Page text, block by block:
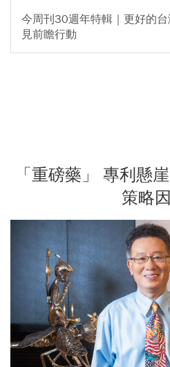
今周刊30週年特輯｜更好的
見前瞻行動
「重磅藥」 專利懸
策略